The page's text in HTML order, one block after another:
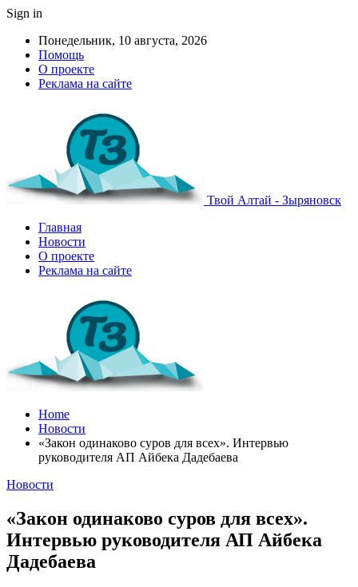
Sign in
Понедельник, 10 августа, 2026
Помощь
О проекте
Реклама на сайте
Твой Алтай - Зыряновск
Главная
Новости
О проекте
Реклама на сайте
Home
Новости
«Закон одинаково суров для всех». Интервью
руководителя АП Айбека Дадебаева
Новости
«Закон одинаково суров для всех».
Интервью руководителя АП Айбека
Дадебаева